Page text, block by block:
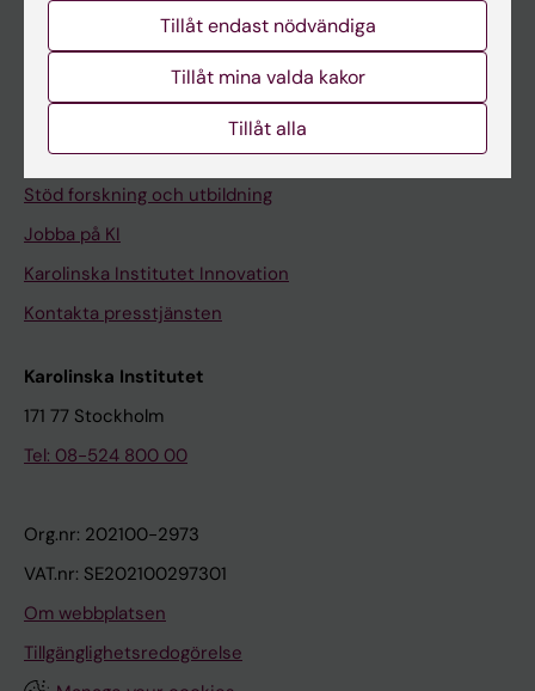
Medarbetarportalen
Universitetsbiblioteket
Stöd forskning och utbildning
Jobba på KI
Karolinska Institutet Innovation
Kontakta presstjänsten
Karolinska Institutet
171 77 Stockholm
Tel: 08-524 800 00
Org.nr: 202100-2973
VAT.nr: SE202100297301
Om webbplatsen
Tillgänglighetsredogörelse
Tillåt endast nödvändiga
Tillåt mina valda kakor
Tillåt alla